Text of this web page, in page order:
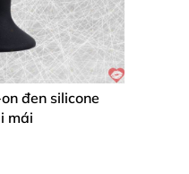
đen silicone
mái